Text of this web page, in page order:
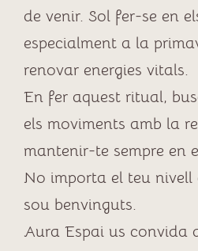
de venir. Sol fer-se en
especialment a la
renovar energies vitals.
En fer aquest ritual,
els moviments amb la
mantenir-te sempre en
No importa el teu
sou benvinguts.
Aura Espai us convida